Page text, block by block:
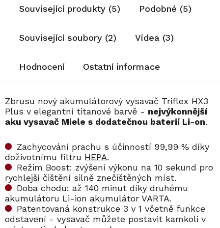
Související produkty (5) Podobné (5)
Související soubory (2) Videa (3)
Hodnocení Ostatní informace
Zbrusu nový akumulátorový vysavač Triflex HX3
Plus v elegantní titanové barvě - nejvýkonnější
aku vysavač Miele s dodatečnou baterií Li-on.
Zachycování prachu s účinností 99,99 % díky
doživotnímu filtru HEPA.
Režim Boost: zvýšení výkonu na 10 sekund pro
rychlejší čištění silně znečištěných míst.
Doba chodu: až 140 minut díky druhému
akumulátoru Li-ion akumulátor VARTA.
Patentovaná konstrukce 3 v 1 včetně funkce
odstavení - vysavač můžete postavit kamkoli v